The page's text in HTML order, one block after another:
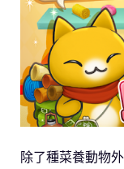
除了種菜養動物